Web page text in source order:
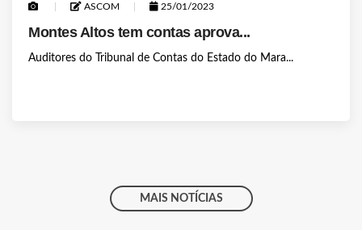
ASCOM 25/01/2023
Montes Altos tem contas aprova...
Auditores do Tribunal de Contas do Estado do Mara...
MAIS NOTÍCIAS